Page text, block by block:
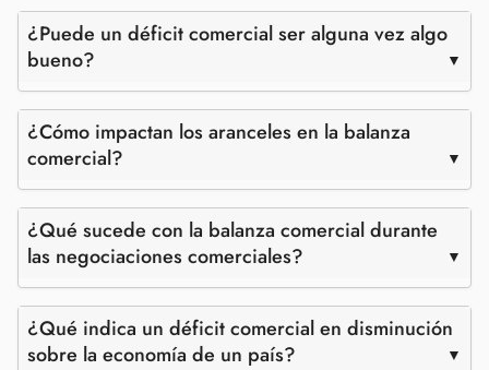
¿Puede un déficit comercial ser alguna vez algo
bueno?
¿Cómo impactan los aranceles en la balanza
comercial?
¿Qué sucede con la balanza comercial durante
las negociaciones comerciales?
¿Qué indica un déficit comercial en disminución
sobre la economía de un país?